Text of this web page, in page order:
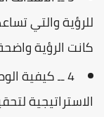
للرؤية والتي
كانت الرؤية
4 ــ كيفية
الاستراتيجية